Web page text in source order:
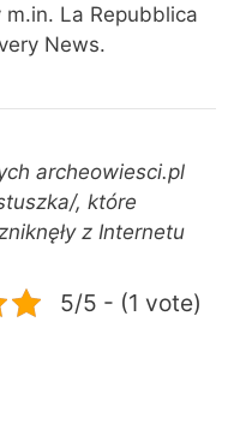
m.in. La Repubblica
News.
archeowiesci.pl
, które
z Internetu
5/5 - (1 vote)